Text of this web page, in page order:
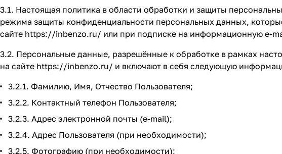
3.1. Настоящая политика в области обработки и защиты
режима защиты конфиденциальности персональных данных,
сайте https://inbenzo.ru/ или при подписке на информационную e-
3.2. Персональные данные, разрешённые к обработке в рамках
на сайте https://inbenzo.ru/ и включают в себя следующую
3.2.1. Фамилию, Имя, Отчество Пользователя;
3.2.2. Контактный телефон Пользователя;
3.2.3. Адрес электронной почты (e-mail);
3.2.4. Адрес Пользователя (при необходимости);
3.2.5. Фотографию (при необходимости);